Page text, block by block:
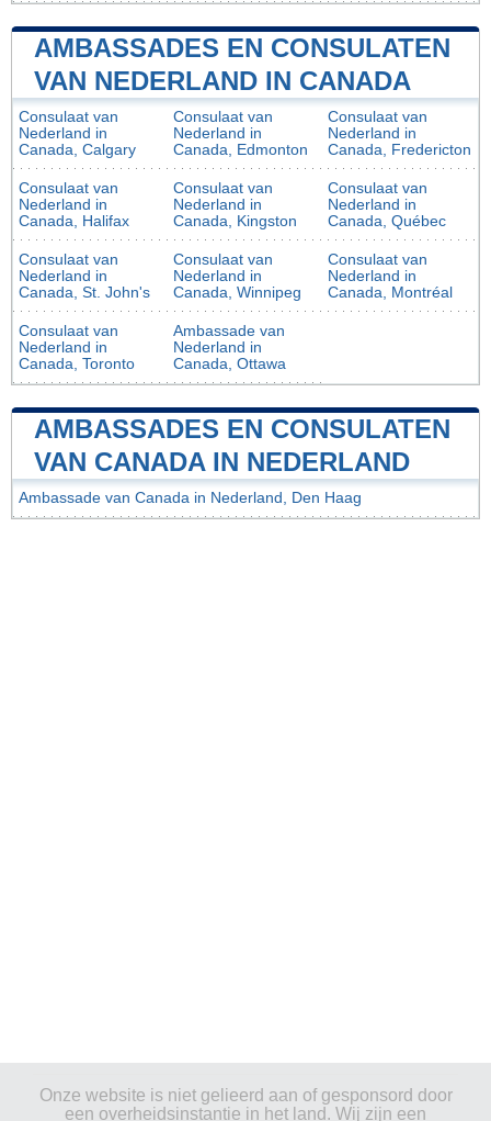
AMBASSADES EN CONSULATEN
VAN NEDERLAND IN CANADA
Consulaat van
Nederland in
Canada, Calgary
Consulaat van
Nederland in
Canada, Edmonton
Consulaat van
Nederland in
Canada, Fredericton
Consulaat van
Nederland in
Canada, Halifax
Consulaat van
Nederland in
Canada, Kingston
Consulaat van
Nederland in
Canada, Québec
Consulaat van
Nederland in
Canada, St. John's
Consulaat van
Nederland in
Canada, Winnipeg
Consulaat van
Nederland in
Canada, Montréal
Consulaat van
Nederland in
Canada, Toronto
Ambassade van
Nederland in
Canada, Ottawa
AMBASSADES EN CONSULATEN
VAN CANADA IN NEDERLAND
Ambassade van Canada in Nederland, Den Haag
Onze website is niet gelieerd aan of gesponsord door
een overheidsinstantie in het land. Wij zijn een